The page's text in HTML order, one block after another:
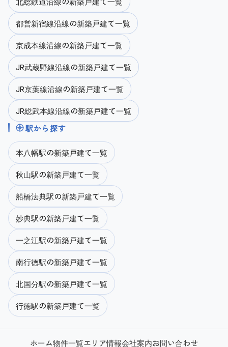
都営新宿線沿線の新築戸建て一覧
京成本線沿線の新築戸建て一覧
JR武蔵野線沿線の新築戸建て一覧
JR京葉線沿線の新築戸建て一覧
JR総武本線沿線の新築戸建て一覧
駅から探す
本八幡駅の新築戸建て一覧
秋山駅の新築戸建て一覧
船橋法典駅の新築戸建て一覧
妙典駅の新築戸建て一覧
一之江駅の新築戸建て一覧
南行徳駅の新築戸建て一覧
北国分駅の新築戸建て一覧
行徳駅の新築戸建て一覧
ホーム物件一覧エリア情報会社案内お問い合わせ